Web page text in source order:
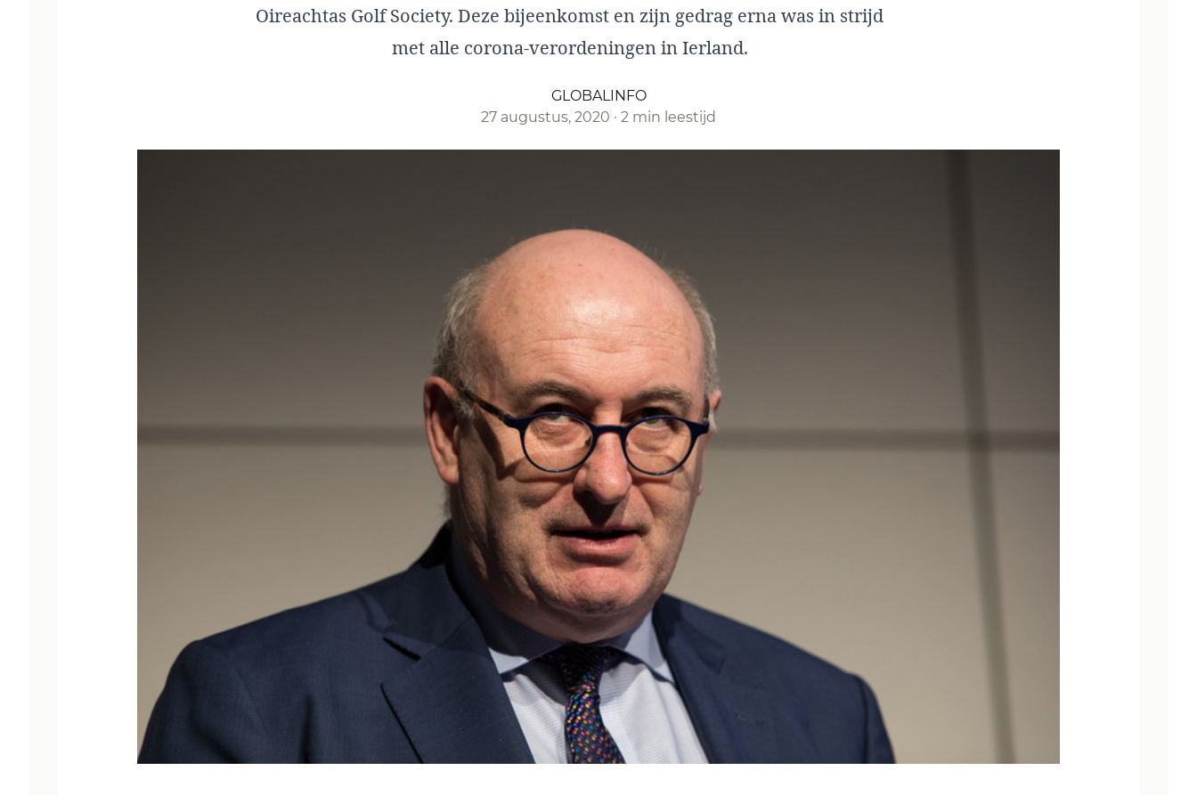
Oireachtas Golf Society. Deze bijeenkomst en zijn gedrag erna was in strijd
met alle corona-verordeningen in Ierland.
GLOBALINFO
27 augustus, 2020 · 2 min leestijd